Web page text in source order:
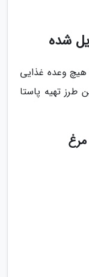
شده
هیچ وعده غذایی
تهیه پاستا
مرغ